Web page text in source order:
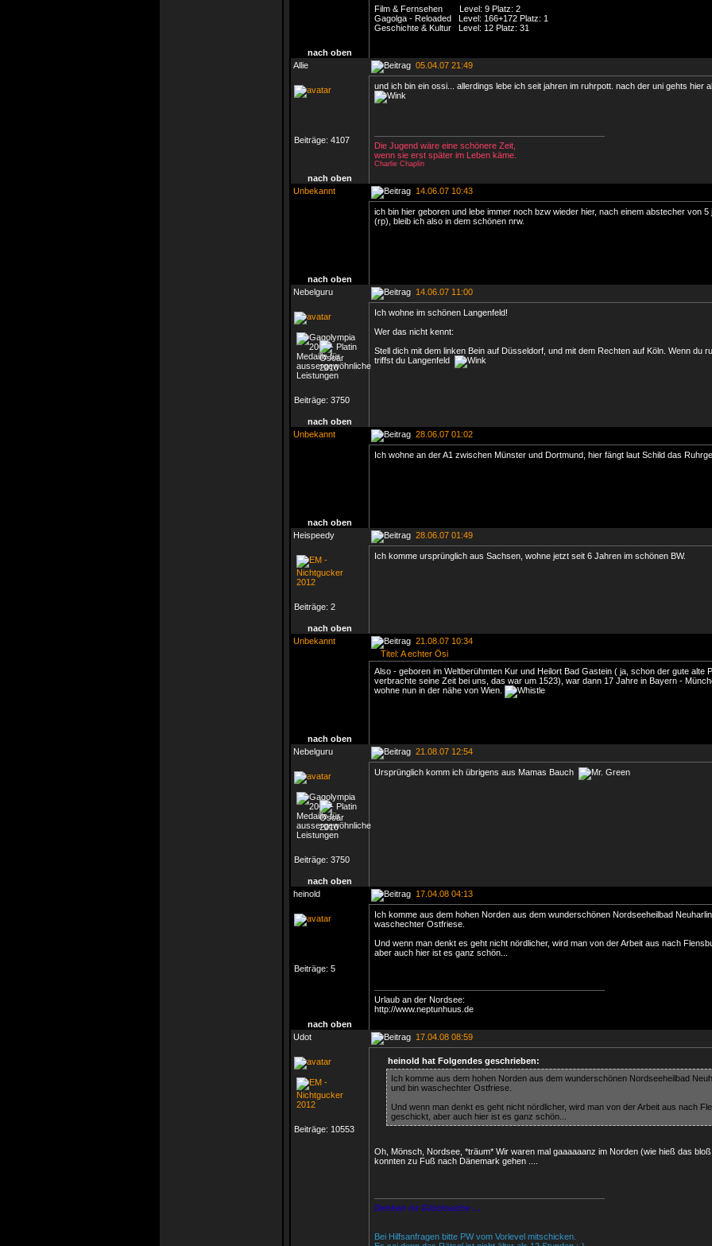
Film & Fernsehen Level: 9 Platz: 2
Gagolga - Reloaded Level: 166+172 Platz: 1
Geschichte & Kultur Level: 12 Platz: 31
nach oben
Allie
05.04.07 21:49
Beiträge: 4107
und ich bin ein ossi... allerdings lebe ich seit jahren im ruhrpott. nach der uni gehts hier
Die Jugend wäre eine schönere Zeit,
wenn sie erst später im Leben käme.
Charlie Chaplin
nach oben
Unbekannt
14.06.07 10:43
ich bin hier geboren und lebe immer noch bzw wieder hier, nach einem abstecher von 5
(rp), bleib ich also in dem schönen nrw.
nach oben
Nebelguru
14.06.07 11:00
Beiträge: 3750
Ich wohne im schönen Langenfeld!
Wer das nicht kennt:
Stell dich mit dem linken Bein auf Düsseldorf, und mit dem Rechten auf Köln. Wenn du
triffst du Langenfeld
nach oben
Unbekannt
28.06.07 01:02
Ich wohne an der A1 zwischen Münster und Dortmund, hier fängt laut Schild das
nach oben
Heispeedy
28.06.07 01:49
Beiträge: 2
Ich komme ursprünglich aus Sachsen, wohne jetzt seit 6 Jahren im schönen BW.
nach oben
Unbekannt
21.08.07 10:34
Titel: A echter Ösi
Also - geboren im Weltberühmten Kur und Heilort Bad Gastein ( ja, schon der gute alte
verbrachte seine Zeit bei uns, das war um 1523), war dann 17 Jahre in Bayern -
wohne nun in der nähe von Wien.
nach oben
Nebelguru
21.08.07 12:54
Beiträge: 3750
Ursprünglich komm ich übrigens aus Mamas Bauch
nach oben
heinold
17.04.08 04:13
Beiträge: 5
Ich komme aus dem hohen Norden aus dem wunderschönen Nordseeheilbad
waschechter Ostfriese.
Und wenn man denkt es geht nicht nördlicher, wird man von der Arbeit aus nach
aber auch hier ist es ganz schön...
Urlaub an der Nordsee:
http://www.neptunhuus.de
nach oben
Udot
17.04.08 08:59
Beiträge: 10553
heinold hat Folgendes geschrieben:
Ich komme aus dem hohen Norden aus dem wunderschönen Nordseeheilbad
und bin waschechter Ostfriese.
Und wenn man denkt es geht nicht nördlicher, wird man von der Arbeit aus nach
geschickt, aber auch hier ist es ganz schön...
Oh, Mönsch, Nordsee, *träum* Wir waren mal gaaaaaanz im Norden (wie hieß das bloß
konnten zu Fuß nach Dänemark gehen ....
Denken ist Glücksache ...
Bei Hilfsanfragen bitte PW vom Vorlevel mitschicken.